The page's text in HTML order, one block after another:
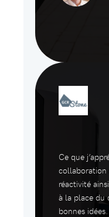
Ce que
collaboration
réactivité
à la place du
bonnes idées.